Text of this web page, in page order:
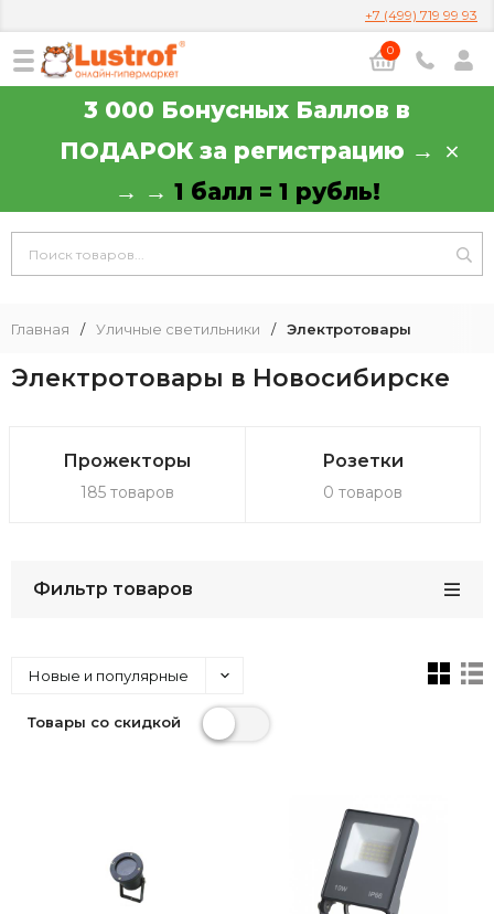
+7 (499) 719 99 93
0
3 000 Бонусных Баллов в
ПОДАРОК за регистрацию →
→ → 1 балл = 1 рубль!
Главная / Уличные светильники / Электротовары
Электротовары в Новосибирске
Прожекторы
185 товаров
Розетки
0 товаров
Фильтр товаров
Новые и популярные
Товары со скидкой